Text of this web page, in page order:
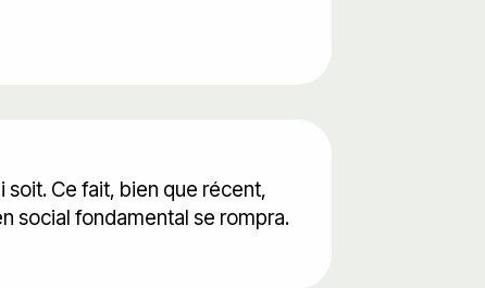
Ce fait, bien que récent,
social fondamental se rompra.